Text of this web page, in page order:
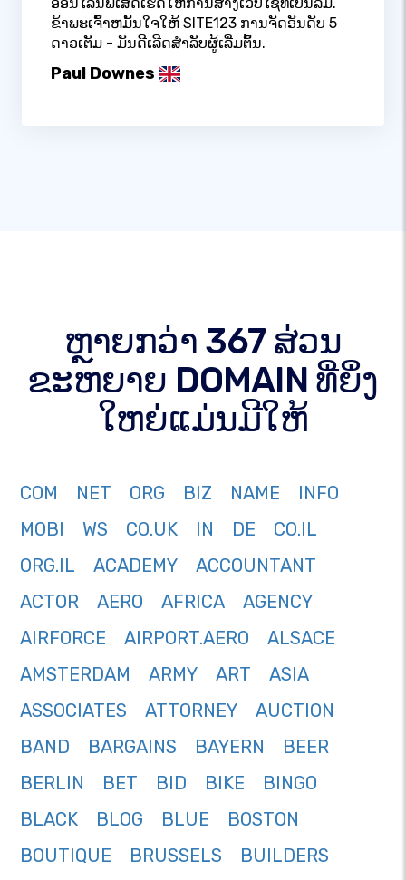
ຂ້າພະເຈົ້າຫມັ້ນໃຈໃຫ້ SITE123 ການຈັດອັນດັບ 5
ດາວເຕັມ - ມັນດີເລີດສໍາລັບຜູ້ເລີ່ມຕົ້ນ.
Paul Downes
ຫຼາຍກວ່າ 367 ສ່ວນ
ຂະຫຍາຍ DOMAIN ທີ່ຍິ່ງ
ໃຫຍ່ແມ່ນມີໃຫ້
COM NET ORG BIZ NAME
INFO
MOBI
WS CO.UK IN DE
CO.IL
ORG.IL
ACADEMY
ACCOUNTANT
ACTOR
AERO AFRICA
AGENCY
AIRFORCE
AIRPORT.AERO
ALSACE
AMSTERDAM
ARMY ART
ASIA
ASSOCIATES
ATTORNEY
AUCTION
BAND
BARGAINS BAYERN
BEER
BERLIN
BET BID BIKE
BINGO
BLACK
BLOG BLUE
BOSTON
BOUTIQUE
BRUSSELS
BUILDERS